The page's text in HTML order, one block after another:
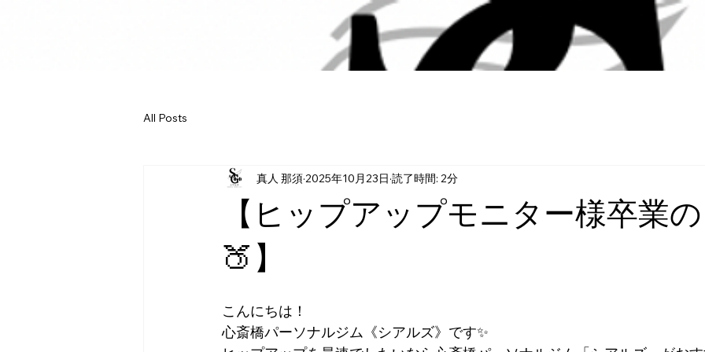
All Posts
【ヒップアップモニター様卒業
🍑】
真人 那須 2025年10月23日 読了時間: 2分
こんにちは！
心斎橋パーソナルジム《シアルズ》です✨